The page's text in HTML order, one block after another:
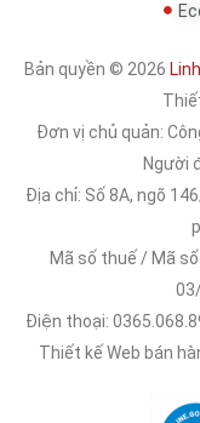
Bản quyền © 2026
Đơn vị chủ quản:
Người
Địa chỉ: Số 8A, ngõ
Mã số thuế / Mã
Điện thoại:
Thiết kế Web bán